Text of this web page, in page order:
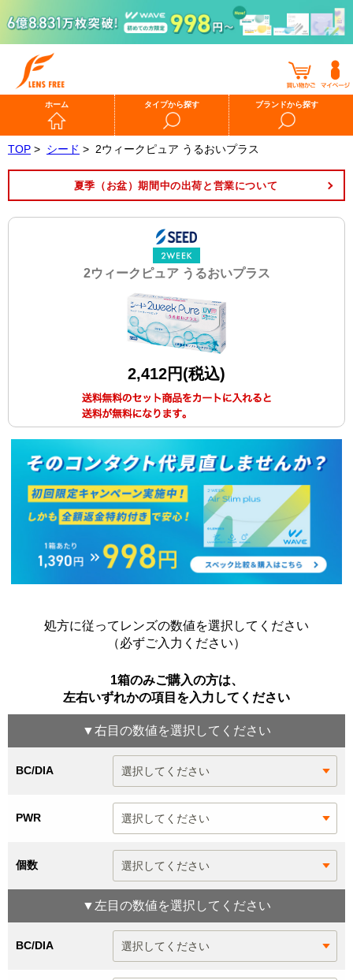
ホーム タイプから探す ブランドから探す
TOP > シード > 2ウィークピュア うるおいプラス
夏季（お盆）期間中の出荷と営業について
2ウィークピュア うるおいプラス
2,412円(税込)
処方に従ってレンズの数値を選択してください
（必ずご入力ください）
1箱のみご購入の方は、
左右いずれかの項目を入力してください
▼右目 の数値を選択してください
BC/DIA
PWR
個数
▼ 左目 の数値を選択してください
BC/DIA